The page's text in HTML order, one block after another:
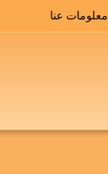
معلومات عنا